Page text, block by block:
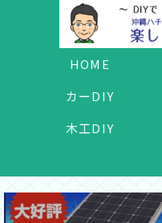
HOME
カーDIY
木工DIY